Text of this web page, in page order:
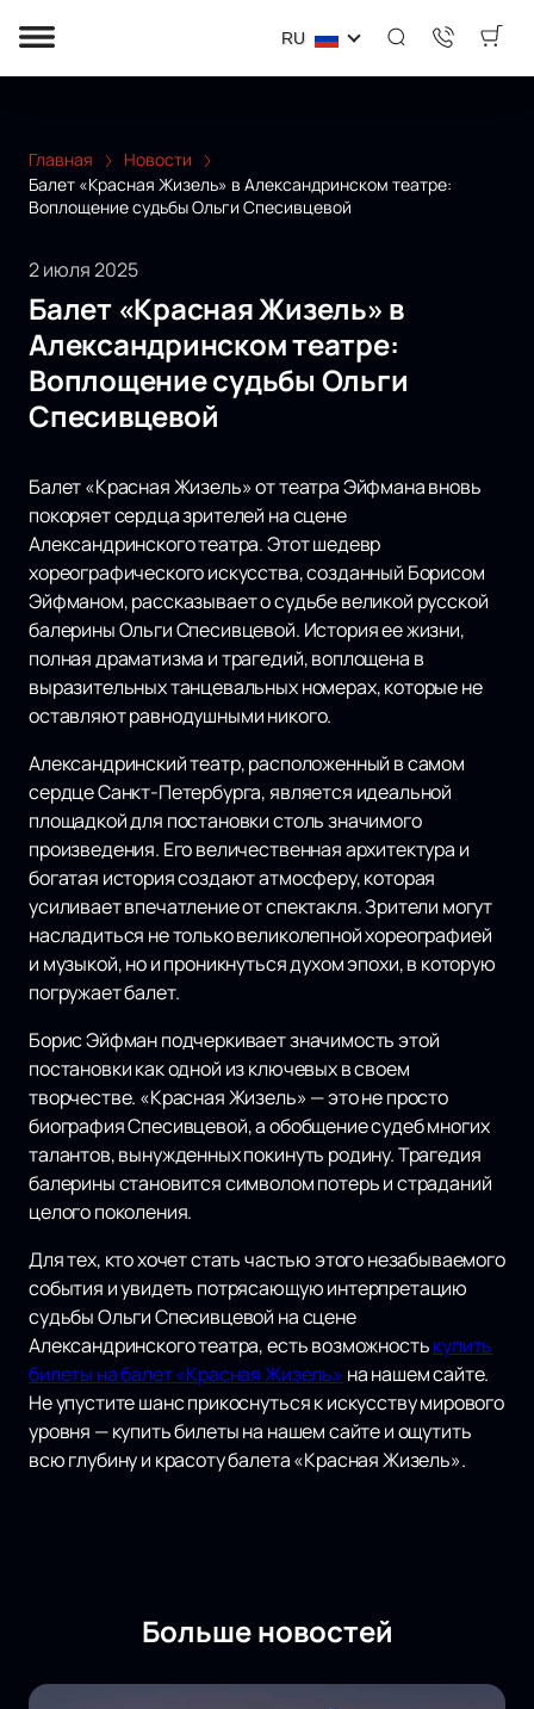
RU
Главная
Новости
Балет «Красная Жизель» в Александринском театре:
Воплощение судьбы Ольги Спесивцевой
2 июля 2025
Балет «Красная Жизель» в
Александринском театре:
Воплощение судьбы Ольги
Спесивцевой
Балет «Красная Жизель» от театра Эйфмана вновь
покоряет сердца зрителей на сцене
Александринского театра. Этот шедевр
хореографического искусства, созданный Борисом
Эйфманом, рассказывает о судьбе великой русской
балерины Ольги Спесивцевой. История ее жизни,
полная драматизма и трагедий, воплощена в
выразительных танцевальных номерах, которые не
оставляют равнодушными никого.
Александринский театр, расположенный в самом
сердце Санкт-Петербурга, является идеальной
площадкой для постановки столь значимого
произведения. Его величественная архитектура и
богатая история создают атмосферу, которая
усиливает впечатление от спектакля. Зрители могут
насладиться не только великолепной хореографией
и музыкой, но и проникнуться духом эпохи, в которую
погружает балет.
Борис Эйфман подчеркивает значимость этой
постановки как одной из ключевых в своем
творчестве. «Красная Жизель» — это не просто
биография Спесивцевой, а обобщение судеб многих
талантов, вынужденных покинуть родину. Трагедия
балерины становится символом потерь и страданий
целого поколения.
Для тех, кто хочет стать частью этого незабываемого
события и увидеть потрясающую интерпретацию
судьбы Ольги Спесивцевой на сцене
Александринского театра, есть возможностькупить
билеты на балет «Красная Жизель» на нашем сайте.
Не упустите шанс прикоснуться к искусству мирового
уровня — купить билеты на нашем сайте и ощутить
всю глубину и красоту балета «Красная Жизель».
Больше новостей